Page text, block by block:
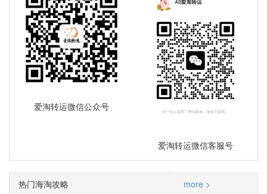
爱淘转运微信公众号
爱淘转运微信客服号
热门海淘攻略 more >